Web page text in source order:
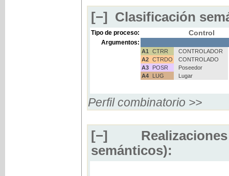
[−] Clasificación
Tipo de proceso: Control
Argumentos:
A1 CTRR CONTROLADOR
A2 CTRDO CONTROLADO
A3
POSR
Poseedor
A4
LUG Lugar
Perfil combinatorio >>
[−]
semánticos):